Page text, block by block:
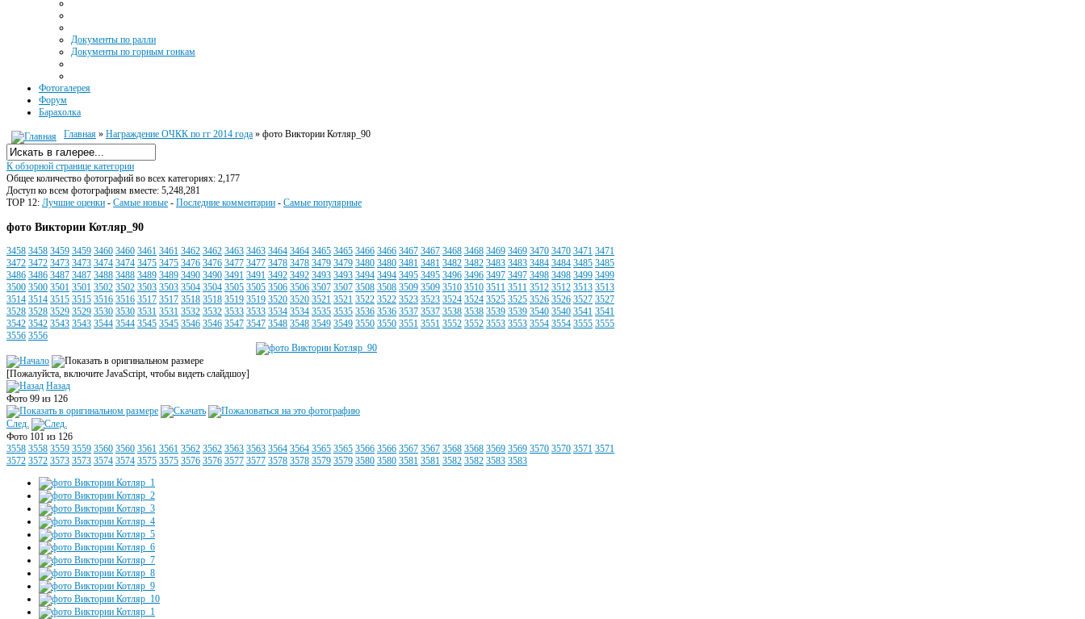
Документы по ралли
Документы по горным гонкам
Фотогалерея
Форум
Барахолка
Главная » Награждение ОЧКК по гг 2014 года » фото Виктории Котляр_90
К обзорной странице категории
Общее количество фотографий во всех категориях: 2,177
Доступ ко всем фотографиям вместе: 5,248,281
TOP 12: Лучшие оценки - Самые новые - Последние комментарии - Самые популярные
фото Виктории Котляр_90
3458 3458 3459 3459 3460 3460 3461 3461 3462 3462 3463 3463 3464 3464 3465 3465 3466 3466 3467 3467 3468 3468 3469 3469 3470 3470 3471 3471
3472 3472 3473 3473 3474 3474 3475 3475 3476 3476 3477 3477 3478 3478 3479 3479 3480 3480 3481 3481 3482 3482 3483 3483 3484 3484 3485 3485
3486 3486 3487 3487 3488 3488 3489 3489 3490 3490 3491 3491 3492 3492 3493 3493 3494 3494 3495 3495 3496 3496 3497 3497 3498 3498 3499 3499
3500 3500 3501 3501 3502 3502 3503 3503 3504 3504 3505 3505 3506 3506 3507 3507 3508 3508 3509 3509 3510 3510 3511 3511 3512 3512 3513 3513
3514 3514 3515 3515 3516 3516 3517 3517 3518 3518 3519 3519 3520 3520 3521 3521 3522 3522 3523 3523 3524 3524 3525 3525 3526 3526 3527 3527
3528 3528 3529 3529 3530 3530 3531 3531 3532 3532 3533 3533 3534 3534 3535 3535 3536 3536 3537 3537 3538 3538 3539 3539 3540 3540 3541 3541
3542 3542 3543 3543 3544 3544 3545 3545 3546 3546 3547 3547 3548 3548 3549 3549 3550 3550 3551 3551 3552 3552 3553 3553 3554 3554 3555 3555
3556 3556
[Пожалуйста, включите JavaScript, чтобы видеть слайдшоу]
Назад
Фото 99 из 126
След.
Фото 101 из 126
3558 3558 3559 3559 3560 3560 3561 3561 3562 3562 3563 3563 3564 3564 3565 3565 3566 3566 3567 3567 3568 3568 3569 3569 3570 3570 3571 3571
3572 3572 3573 3573 3574 3574 3575 3575 3576 3576 3577 3577 3578 3578 3579 3579 3580 3580 3581 3581 3582 3582 3583 3583